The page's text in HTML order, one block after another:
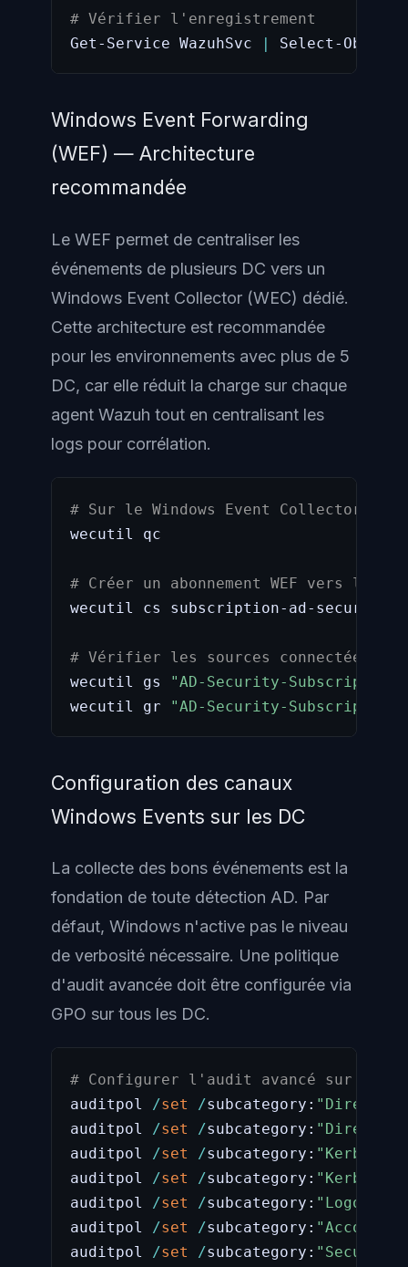
# Vérifier l'enregistrement
Get-Service WazuhSvc
| Select-Object
Windows Event Forwarding
(WEF) — Architecture
recommandée
Le WEF permet de centraliser les
événements de plusieurs DC vers un
Windows Event Collector (WEC) dédié.
Cette architecture est recommandée
pour les environnements avec plus de 5
DC, car elle réduit la charge sur chaque
agent Wazuh tout en centralisant les
logs pour corrélation.
# Sur le Windows Event Collector
wecutil qc
# Créer un abonnement WEF vers les
wecutil cs subscription-ad-security
# Vérifier les sources connectées
wecutil gs
"AD-Security-Subscription"
wecutil gr
"AD-Security-Subscription"
Configuration des canaux
Windows Events sur les DC
La collecte des bons événements est la
fondation de toute détection AD. Par
défaut, Windows n'active pas le niveau
de verbosité nécessaire. Une politique
d'audit avancée doit être configurée via
GPO sur tous les DC.
# Configurer l'audit avancé sur les
auditpol /set /subcategory:
auditpol /set /subcategory: "Directory
auditpol /set /subcategory:
auditpol /set /subcategory:
auditpol /set /subcategory: "Logon"
auditpol /set /subcategory: "Account
auditpol /set /subcategory: "Security